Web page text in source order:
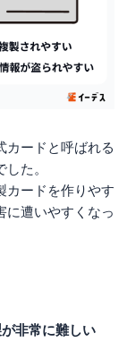
カードと呼ばれる
た。
カードを作りやす
に遭いやすくなっ
非常に難しい